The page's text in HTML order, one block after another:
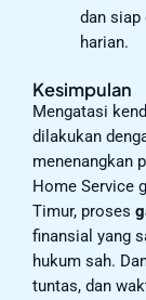
dan siap
harian.
Kesimpulan
Mengatasi
dilakukan
menenangkan
Home Service
Timur, proses
finansial yang
hukum sah.
tuntas, dan